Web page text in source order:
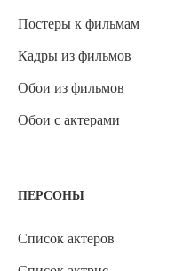
Постеры к фильмам
Кадры из фильмов
Обои из фильмов
Обои с актерами
ПЕРСОНЫ
Список актеров